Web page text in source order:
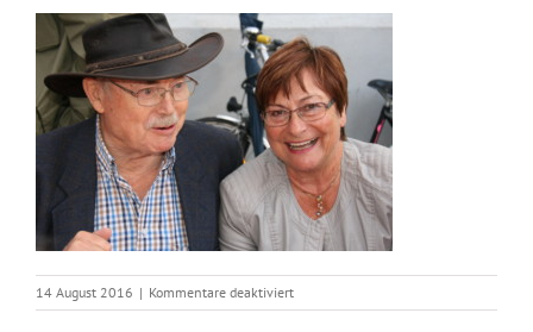
14 August 2016 | Kommentare deaktiviertfür
IMG_2575